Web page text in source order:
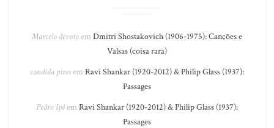
Marcelo devotoem Dmitri Shostakovich (1906-1975): Canções e
Valsas (coisa rara)
candida piresem Ravi Shankar (1920-2012) & Philip Glass (1937):
Passages
Pedro Ipêem Ravi Shankar (1920-2012) & Philip Glass (1937):
Passages